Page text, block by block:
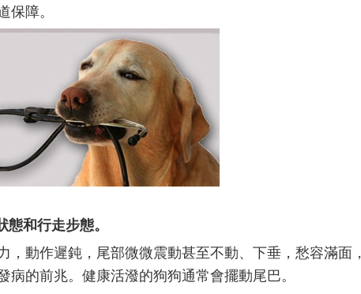
保障。
和行走步態。
，動作遲鈍，尾部微微震動甚至不動、下垂，愁容滿面，
病的前兆。健康活潑的狗狗通常會擺動尾巴。